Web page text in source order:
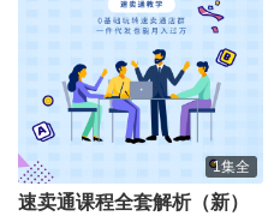
1集全
速卖通课程全套解析（新）